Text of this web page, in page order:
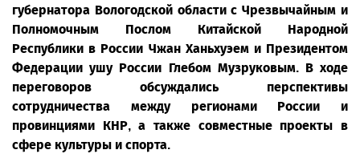
губернатора Вологодской области с Чрезвычайным и
Полномочным Послом Китайской Народной
Республики в России Чжан Ханьхуэем и Президентом
Федерации ушу России Глебом Музруковым. В ходе
переговоров обсуждались перспективы
сотрудничества между регионами России и
провинциями КНР, а также совместные проекты в
сфере культуры и спорта.